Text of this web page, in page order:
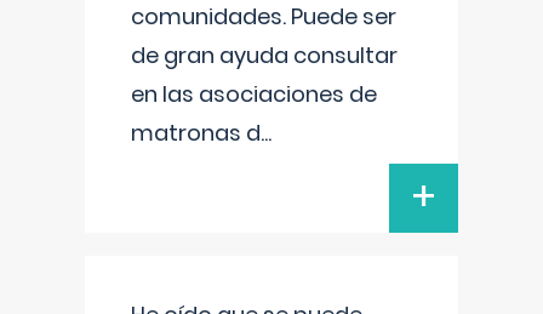
comunidades. Puede ser
de gran ayuda consultar
en las asociaciones de
matronas d...
+